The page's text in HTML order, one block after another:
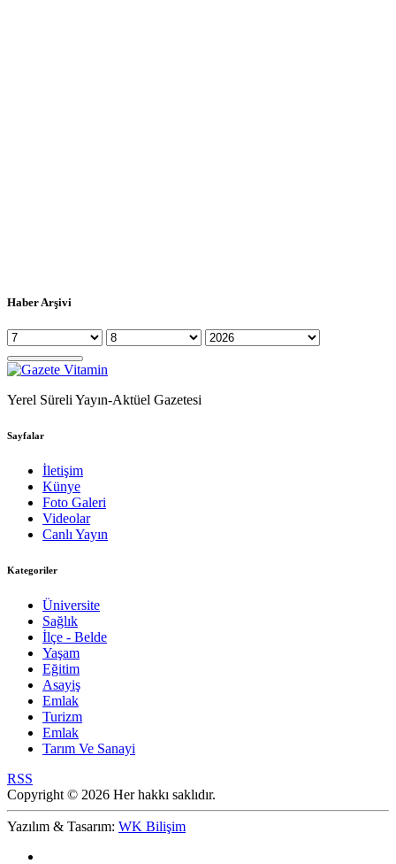
Haber Arşivi
Yerel Süreli Yayın-Aktüel Gazetesi
Sayfalar
İletişim
Künye
Foto Galeri
Videolar
Canlı Yayın
Kategoriler
Üniversite
Sağlık
İlçe - Belde
Yaşam
Eğitim
Asayiş
Emlak
Turizm
Emlak
Tarım Ve Sanayi
RSS
Copyright © 2026 Her hakkı saklıdır.
Yazılım & Tasarım: WK Bilişim